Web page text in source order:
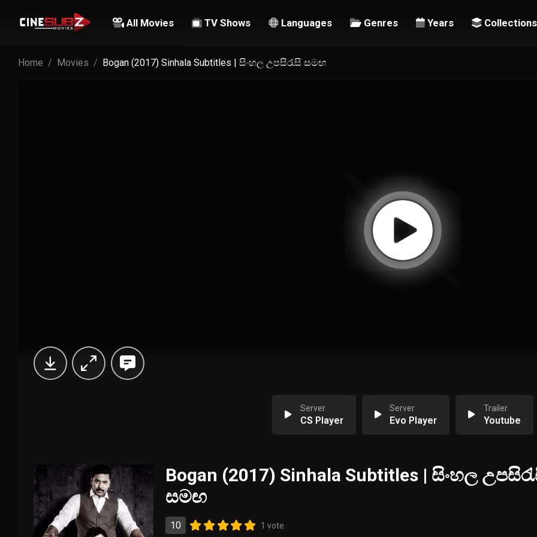
All Movies TV Shows Languages Genres Years Collections
Home Movies Bogan (2017) Sinhala Subtitles | සිංහල උපසිරැසි සමඟ
Server
CS Player
Server
Evo Player
Trailer
Youtube
Bogan (2017) Sinhala Subtitles | සිංහල
සමඟ
10 1 vote